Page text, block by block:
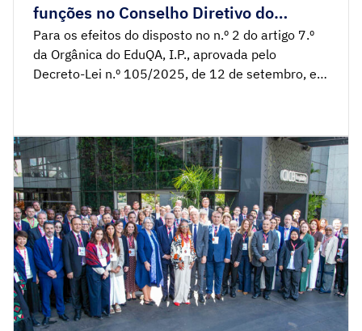
funções no Conselho Diretivo do
EduQA, I.P.
Para os efeitos do disposto no n.º 2 do artigo 7.º
da Orgânica do EduQA, I.P., aprovada pelo
Decreto-Lei n.º 105/2025, de 12 de setembro, e
ao disposto no n.º 1 do artigo 7.º do mesmo
diploma, a manifestar […]